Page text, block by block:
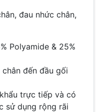
đau nhức chân,
Polyamide & 25%
đến đầu gối
trực tiếp và có
sử dụng rộng rãi